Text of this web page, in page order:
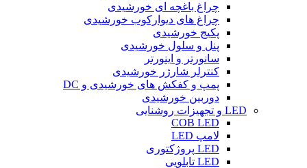
چراغ باغچه ای خورشیدی
چراغ های دیوارکوب خورشیدی
پکیج خورشیدی
پنل و سلول خورشیدی
سانورتر و اینورتر
کنترلر شارژر خورشیدی
پمپ و کفکش های خورشیدی و DC
دوربین خورشیدی
LED و تجهیزات روشنایی
COB LED
لامپ LED
LED پروژکتوری
LED تابلویی